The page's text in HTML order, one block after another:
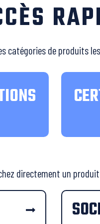
catégories de produits
directement un